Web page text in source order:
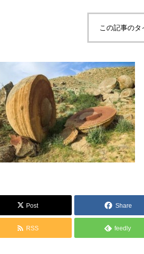
この記事の
Post Share
RSS feedly